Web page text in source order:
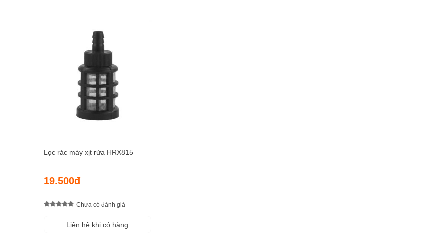
Lọc rác máy xịt rửa HRX815
19.500đ
Chưa có đánh giá
Liên hệ khi có hàng